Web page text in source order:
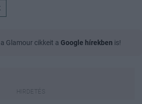
Glamour cikkeit a Google hírekben is!